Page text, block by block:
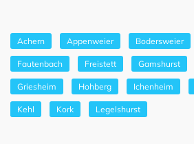
Achern Appenweier Bodersweier
Fautenbach Freistett Gamshurst
Griesheim Hohberg Ichenheim
Kehl Kork Legelshurst